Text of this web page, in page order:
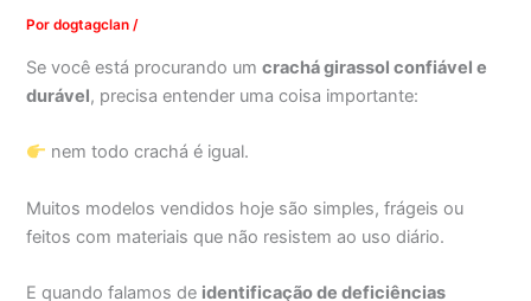
Pordogtagclan/
Se você está procurando umcrachá girassol confiável e
durável, precisa entender uma coisa importante:
nem todo crachá é igual.
Muitos modelos vendidos hoje são simples, frágeis ou
feitos com materiais que não resistem ao uso diário.
E quando falamos de identificação de deficiências